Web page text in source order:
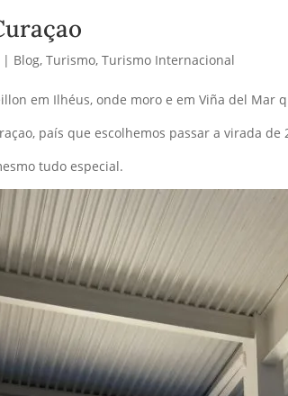
| Blog,Turismo,Turismo Internacional
em Ilhéus, onde moro e em Viña del Mar
país que escolhemos passar a virada de
tudo especial.